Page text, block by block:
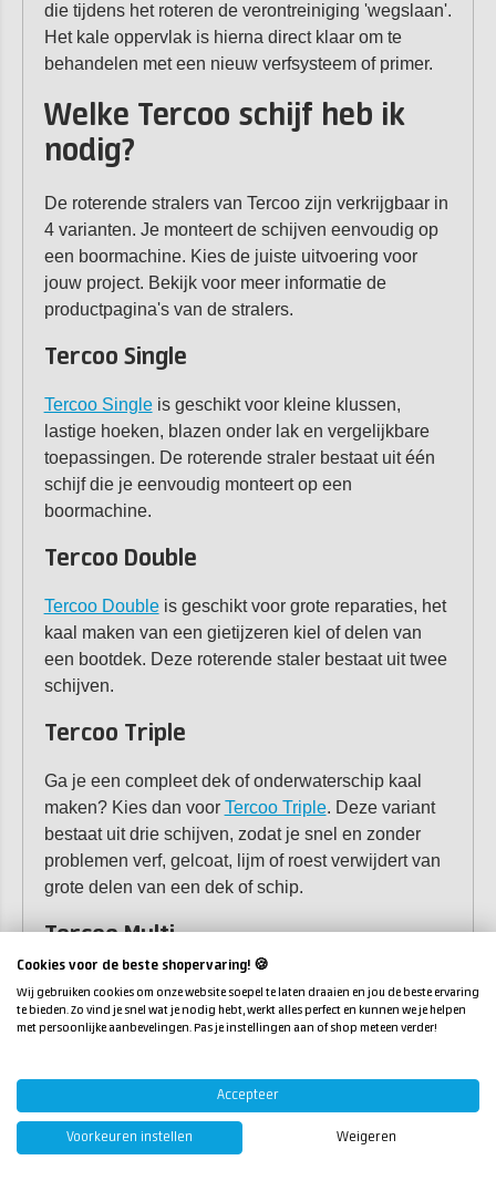
die tijdens het roteren de verontreiniging 'wegslaan'.
Het kale oppervlak is hierna direct klaar om te
behandelen met een nieuw verfsysteem of primer.
Welke Tercoo schijf heb ik
nodig?
De roterende stralers van Tercoo zijn verkrijgbaar in
4 varianten. Je monteert de schijven eenvoudig op
een boormachine. Kies de juiste uitvoering voor
jouw project. Bekijk voor meer informatie de
productpagina's van de stralers.
Tercoo Single
Tercoo Singleis geschikt voor kleine klussen,
lastige hoeken, blazen onder lak en vergelijkbare
toepassingen. De roterende straler bestaat uit één
schijf die je eenvoudig monteert op een
boormachine.
Tercoo Double
Tercoo Doubleis geschikt voor grote reparaties, het
kaal maken van een gietijzeren kiel of delen van
een bootdek. Deze roterende staler bestaat uit twee
schijven.
Tercoo Triple
Ga je een compleet dek of onderwaterschip kaal
maken? Kies dan voor Tercoo Triple. Deze variant
bestaat uit drie schijven, zodat je snel en zonder
problemen verf, gelcoat, lijm of roest verwijdert van
grote delen van een dek of schip.
Tercoo Multi
Tercoo Multi, met 8 roterende schijven. Deze
stralers zijn geschikt voor het grote werk, je ontdoet
Tercoo accessoires
Cookies voor de beste shopervaring! 🍪
Wij gebruiken cookies om onze website soepel te laten draaien en jou de beste ervaring
te bieden. Zo vind je snel wat je nodig hebt, werkt alles perfect en kunnen we je helpen
met persoonlijke aanbevelingen. Pas je instellingen aan of shop meteen verder!
Accepteer
Voorkeuren instellen Weigeren